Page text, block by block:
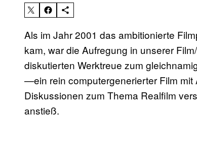
Als im Jahr 2001 das ambitionierte
kam, war die Aufregung in unserer
diskutierten Werktreue zum
—ein rein computergenerierter Film mit
Diskussionen zum Thema Realfilm
anstieß.